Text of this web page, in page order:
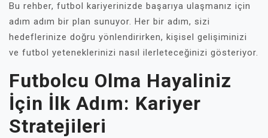
Bu rehber, futbol kariyerinizde başarıya ulaşmanız için
adım adım bir plan sunuyor. Her bir adım, sizi
hedeflerinize doğru yönlendirirken, kişisel gelişiminizi
ve futbol yeteneklerinizi nasıl ilerleteceğinizi gösteriyor.
Futbolcu Olma Hayaliniz
İçin İlk Adım: Kariyer
Stratejileri